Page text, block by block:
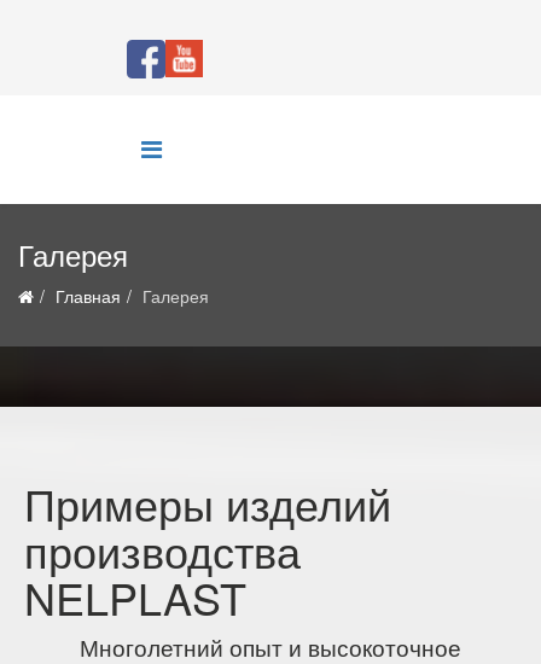
Галерея
Главная Галерея
Примеры изделий
производства
NELPLAST
Многолетний опыт и высокоточное